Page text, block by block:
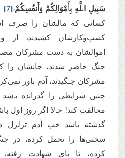
سَبِیلِ اللَّهِ بِأَمْوَالِكُمْ وَأَنفُسِكُمْ،[7]
کسانی که مالشان را صرف
کسب‌وکارشان کشیدند، از
اموالشان به دست مشرکان
جنگ حاضر شدند، جانشان را
مشرکان جنگیدند، آدم باور
چنین شرایطی را گذرانده باشد
مخالفت کند! حالا اگر روز اول
گذشته باشد خب آدم تزلزل
سختی‌ها را تحمل کرده، در
کرده، تا پای شهادت